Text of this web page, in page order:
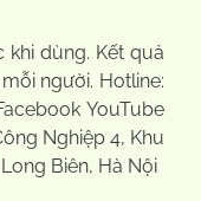
dùng. Kết quả
người. Hotline:
YouTube
Nghiệp 4, Khu
Biên, Hà Nội